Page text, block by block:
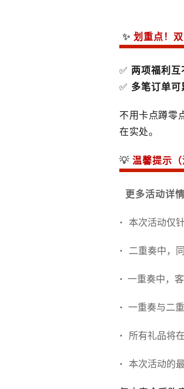
✨划重点！
✅ 两项福利互
✅ 多笔订单可
不用卡点蹲零
在实处。
💡温馨提示（
更多活动详
·本次活动仅
· 二重奏中，
· 一重奏中，
· 一重奏与二
· 所有礼品将
·本次活动的